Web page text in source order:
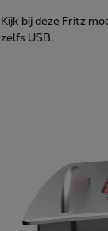
Kijk bij deze Fritz
zelfs USB,